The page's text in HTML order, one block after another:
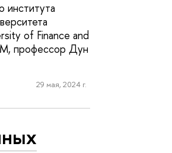
of Finance and
профессор Дун
29 мая, 2024 г.